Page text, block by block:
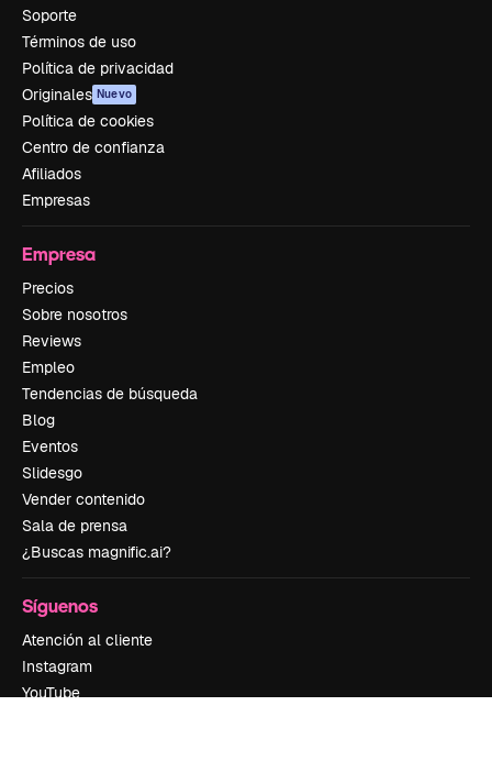
Soporte
Términos de uso
Política de privacidad
Originales Nuevo
Política de cookies
Centro de confianza
Afiliados
Empresas
Empresa
Precios
Sobre nosotros
Reviews
Empleo
Tendencias de búsqueda
Blog
Eventos
Slidesgo
Vender contenido
Sala de prensa
¿Buscas magnific.ai?
Síguenos
Atención al cliente
Instagram
YouTube